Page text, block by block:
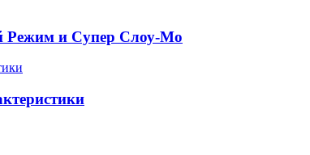
Режим и Супер Слоу-Мо